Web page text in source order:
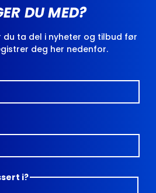
DU MED?
du ta del i nyheter og tilbud før
deg her nedenfor.
i?